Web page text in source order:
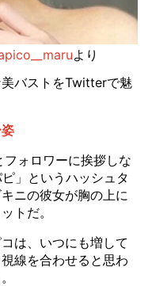
より
バストをTwitterで魅
ォロワーに挨拶しな
」というハッシュタ
ニの彼女が胸の上に
トだ。
は、いつにも増して
線を合わせると思わ